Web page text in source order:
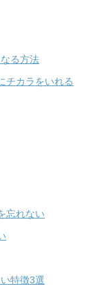
る方法
チカラをいれる
忘れない
特徴3選